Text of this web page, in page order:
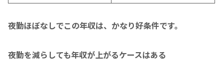
夜勤ほぼなしでこの年収は、かなり好条件です。
夜勤を減らしても年収が上がるケースはある